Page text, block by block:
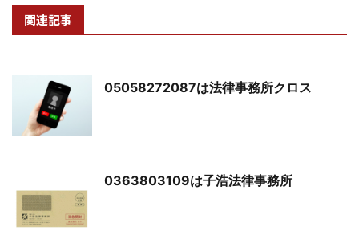
関連記事
05058272087は法律事務所クロス
0363803109は子浩法律事務所